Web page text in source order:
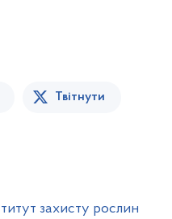
Твітнути
захисту рослин